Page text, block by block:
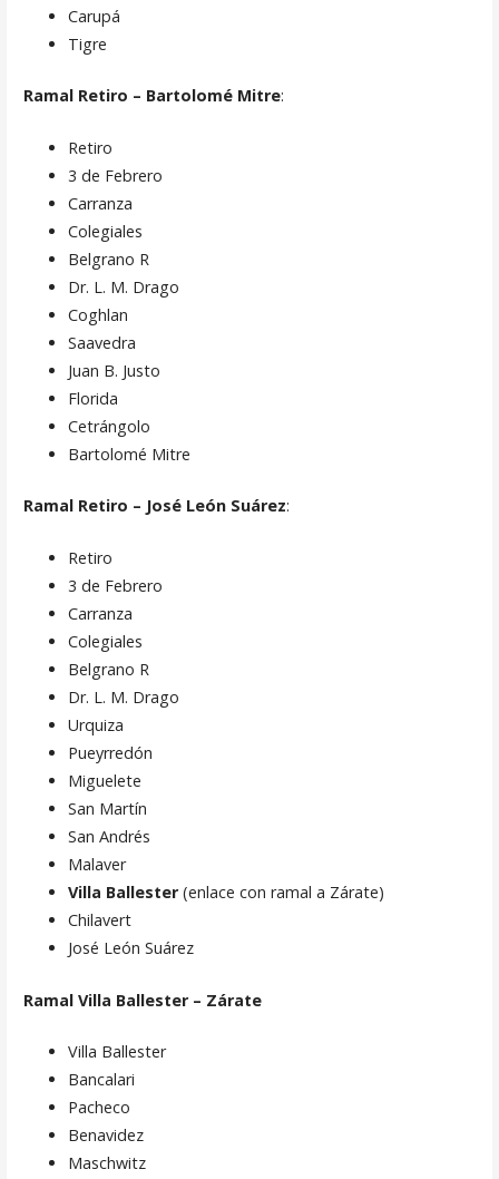
Carupá
Tigre
Ramal Retiro – Bartolomé Mitre:
Retiro
3 de Febrero
Carranza
Colegiales
Belgrano R
Dr. L. M. Drago
Coghlan
Saavedra
Juan B. Justo
Florida
Cetrángolo
Bartolomé Mitre
Ramal Retiro – José León Suárez:
Retiro
3 de Febrero
Carranza
Colegiales
Belgrano R
Dr. L. M. Drago
Urquiza
Pueyrredón
Miguelete
San Martín
San Andrés
Malaver
Villa Ballester(enlace con ramal a Zárate)
Chilavert
José León Suárez
Ramal Villa Ballester – Zárate
Villa Ballester
Bancalari
Pacheco
Benavidez
Maschwitz